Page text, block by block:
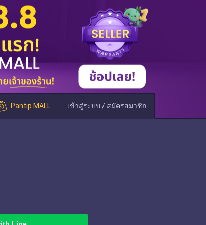
Pantip MALL เข้าสู่ระบบ / สมัครสมาชิก